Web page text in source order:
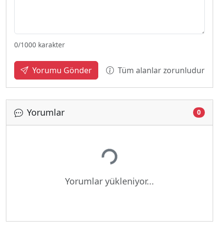
0/1000 karakter
Yorumu Gönder Tüm alanlar zorunludur
Yorumlar 0
Yükleniyor...
Yorumlar yükleniyor...